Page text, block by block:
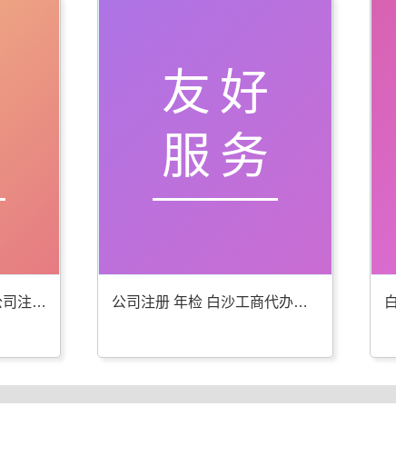
专业工商年检代办 白沙公司注册服务优
友好
服务
公司注册 年检 白沙工商代办更专业